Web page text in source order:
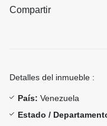
Compartir
Detalles del inmueble :
País: Venezuela
Estado /